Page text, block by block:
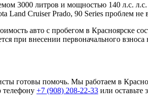
3000 литров и мощностью 140 л.с.
Land Cruiser Prado, 90 Series проблем не
авто с пробегом в Красноярске
при внесении первоначального взноса
готовы помочь. Мы работаем в
телефону +7 (908) 208-22-33 или оставьте